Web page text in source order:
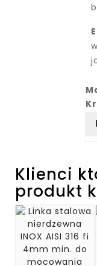
Klienci
produkt